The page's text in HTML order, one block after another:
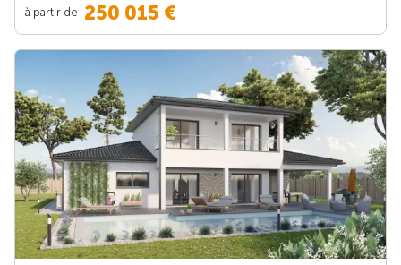
à partir de 250 015 €